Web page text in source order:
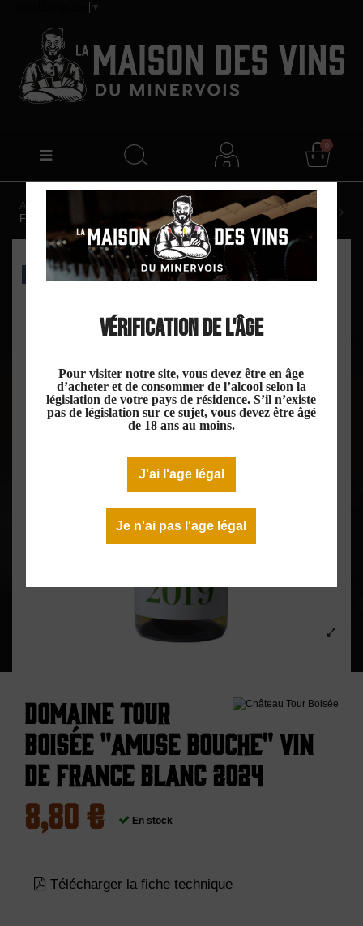
Vérification de l'âge
Pour visiter notre site, vous devez être en âge
d’acheter et de consommer de l’alcool selon la
législation de votre pays de résidence. S’il n’existe
pas de législation sur ce sujet, vous devez être âgé
de 18 ans au moins.
J'ai l'age légal
Je n'ai pas l'age légal
▼
0
Accueil
Domaine Tour Boisée "Amuse Bouche" Vin de
France Blanc 2024
EXCLU WEB
Domaine Tour
Boisée "Amuse Bouche" Vin
de France Blanc 2024
8,80 € En stock
Télécharger la fiche technique